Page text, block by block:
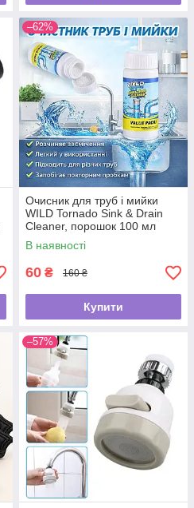
–62%
Очисник для труб і мийки
WILD Tornado Sink & Drain
Cleaner, порошок 100 мл
В наявності
60 ₴ 160 ₴
Купити
–57%